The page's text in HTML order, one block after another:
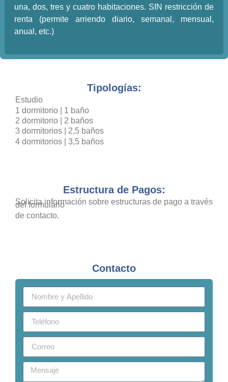
una, dos, tres y cuatro habitaciones. SIN restricción de
renta (permite arriendo diario, semanal, mensual,
anual, etc.)
Tipologías:
Estudio
1 dormitorio | 1 baño
2 dormitorio | 2 baños
3 dormitorios | 2,5 baños
4 dormitorios | 3,5 baños
Estructura de Pagos:
Solicita información sobre estructuras de pago a través
del formulario
de contacto.
Contacto